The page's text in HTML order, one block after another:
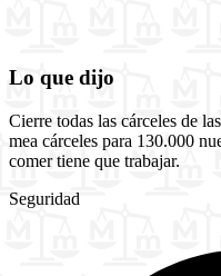
Lo que dijo
Cierre todas las cárceles de
mea cárceles para 130.000
comer tiene que trabajar.
Seguridad